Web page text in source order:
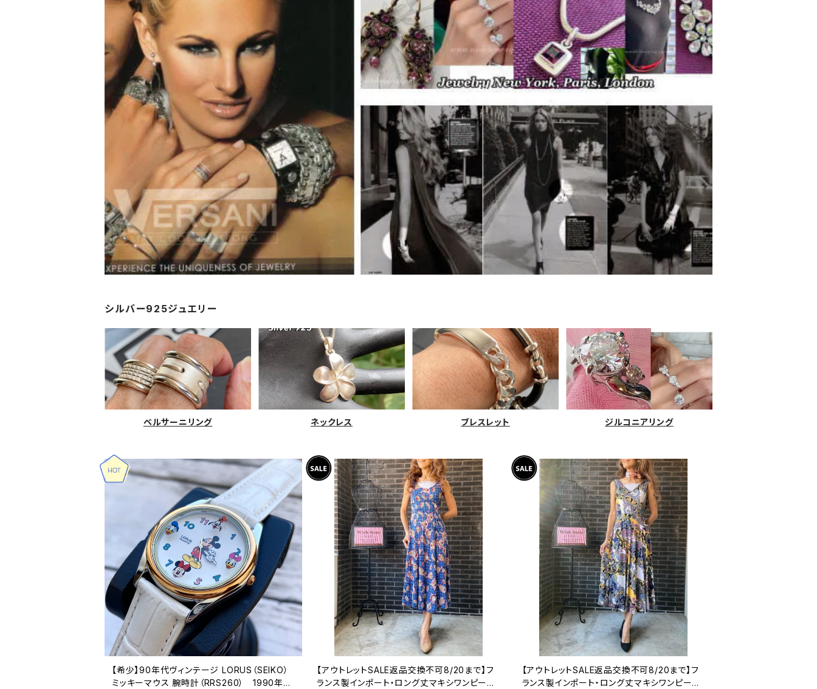
シルバー925ジュエリー
ベルサーニリング ネックレス ブレスレット ジルコニアリング
【希少】90年代ヴィンテージ LORUS（SEIKO）
ミッキーマウス 腕時計（RRS260） 1990年代
【アウトレットSALE返品交換不可8/20まで】フ
ランス製インポート・ロング丈マキシワンピース
【アウトレットSALE返品交換不可8/20まで】フ
ランス製インポート・ロング丈マキシワンピース